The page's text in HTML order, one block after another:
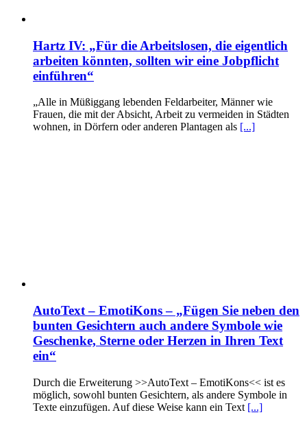
Hartz IV: „Für die Arbeitslosen, die eigentlich
arbeiten könnten, sollten wir eine Jobpflicht
einführen“
„Alle in Müßiggang lebenden Feldarbeiter, Männer wie
Frauen, die mit der Absicht, Arbeit zu vermeiden in Städten
wohnen, in Dörfern oder anderen Plantagen als [...]
AutoText – EmotiKons – „Fügen Sie neben den
bunten Gesichtern auch andere Symbole wie
Geschenke, Sterne oder Herzen in Ihren Text
ein“
Durch die Erweiterung >>AutoText – EmotiKons<< ist es
möglich, sowohl bunten Gesichtern, als andere Symbole in
Texte einzufügen. Auf diese Weise kann ein Text [...]